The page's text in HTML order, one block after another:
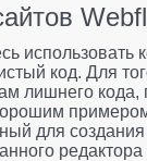
использовать
код. Для
лишнего кода,
для
редактора